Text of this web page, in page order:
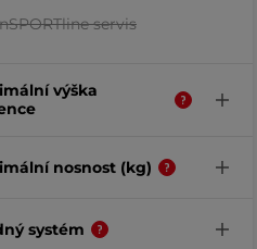
servis
výška
nosnost (kg)
systém